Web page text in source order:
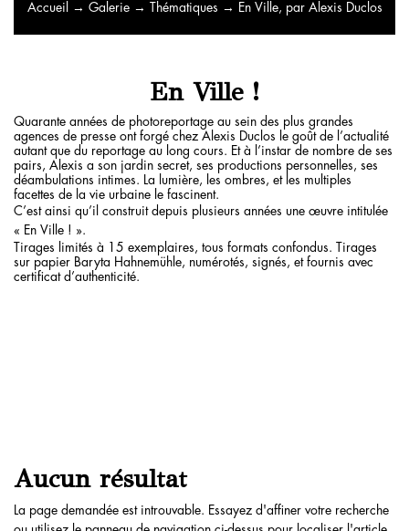
Accueil → Galerie→ Thématiques → En Ville, par Alexis Duclos
En Ville !
Quarante années de photoreportage au sein des plus grandes
agences de presse ont forgé chez Alexis Duclos le goût de l’actualité
autant que du reportage au long cours. Et à l’instar de nombre de ses
pairs, Alexis a son jardin secret, ses productions personnelles, ses
déambulations intimes. La lumière, les ombres, et les multiples
facettes de la vie urbaine le fascinent.
C’est ainsi qu’il construit depuis plusieurs années une œuvre intitulée
« En Ville ! ».
Tirages limités à 15 exemplaires, tous formats confondus. Tirages
sur papier Baryta Hahnemühle, numérotés, signés, et fournis avec
certificat d’authenticité.
Aucun résultat
La page demandée est introuvable. Essayez d'affiner votre recherche